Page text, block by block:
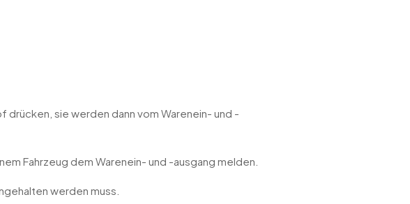
drücken, sie werden dann vom Warenein- und -
Fahrzeug dem Warenein- und -ausgang melden.
werden muss.